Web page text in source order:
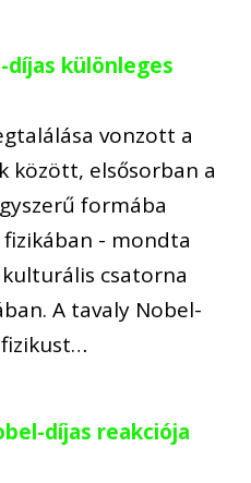
díjas különleges
vonzott a
között, elsősorban a
formába
- mondta
kulturális csatorna
A tavaly Nobel-
díjas reakciója